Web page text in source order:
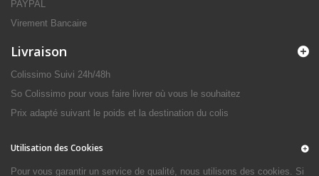
PAYPAL
Virement Bancaire
Livraison
Colissimo Suivi 24h/48h
So Colissimo pour vous faire livrer où vous le souhaitez
Prix adapté suivant le poids et la destination du colis
Utilisation des Cookies
Pour vous garantir un service de qualité, nous utilisons des cookies. Si